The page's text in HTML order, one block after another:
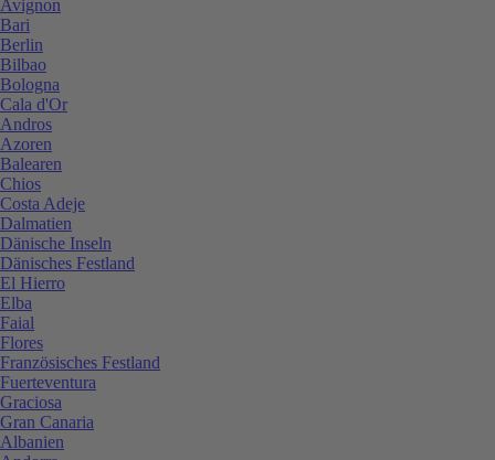
Avignon
Bari
Berlin
Bilbao
Bologna
Cala d'Or
Andros
Azoren
Balearen
Chios
Costa Adeje
Dalmatien
Dänische Inseln
Dänisches Festland
El Hierro
Elba
Faial
Flores
Französisches Festland
Fuerteventura
Graciosa
Gran Canaria
Albanien